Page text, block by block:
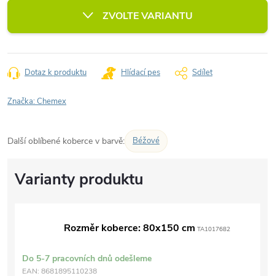
cena:
ZVOLTE VARIANTU
Dotaz k produktu Hlídací pes Sdílet
Značka:Chemex
Další oblíbené koberce v barvě: Béžové
Rozměr koberce: 80x150 cm TA1017682
Do 5-7 pracovních dnů odešleme
EAN: 8681895110238